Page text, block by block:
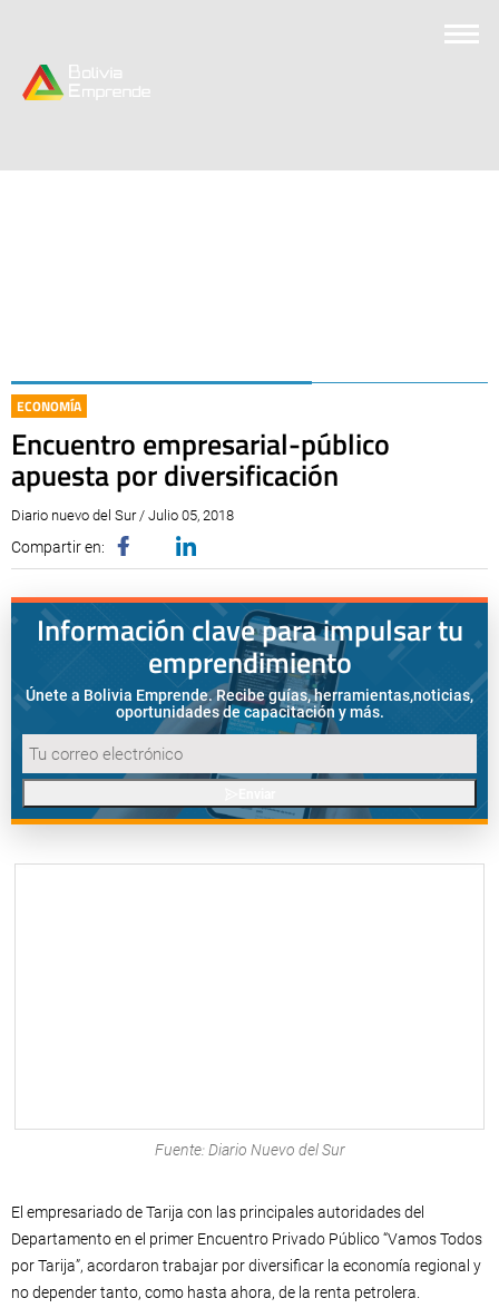
ECONOMÍA
Encuentro empresarial-público
apuesta por diversificación
Diario nuevo del Sur / Julio 05, 2018
Compartir en:
Información clave para impulsar tu
emprendimiento
Únete a Bolivia Emprende. Recibe guías, herramientas,noticias,
oportunidades de capacitación y más.
Fuente: Diario Nuevo del Sur
El empresariado de Tarija con las principales autoridades del
Departamento en el primer Encuentro Privado Público “Vamos Todos
por Tarija”, acordaron trabajar por diversificar la economía regional y
no depender tanto, como hasta ahora, de la renta petrolera.